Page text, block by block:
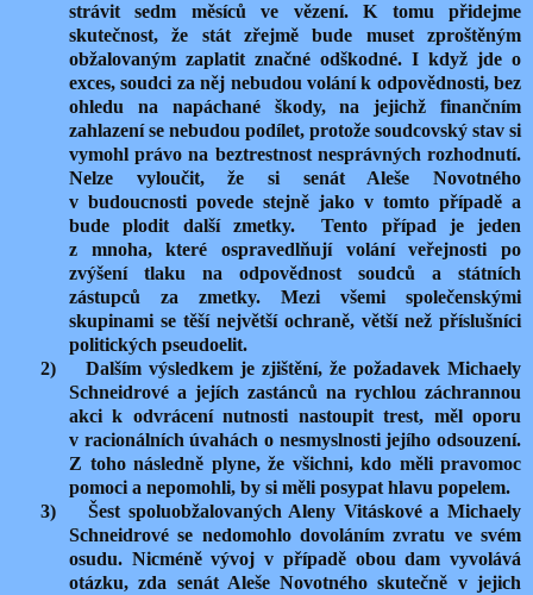
strávit sedm měsíců ve vězení. K tomu přidejme
skutečnost, že stát zřejmě bude muset zproštěným
obžalovaným zaplatit značné odškodné. I když jde o
exces, soudci za něj nebudou volání k odpovědnosti, bez
ohledu na napáchané škody, na jejichž finančním
zahlazení se nebudou podílet, protože soudcovský stav si
vymohl právo na beztrestnost nesprávných rozhodnutí.
Nelze vyloučit, že si senát Aleše Novotného
v budoucnosti povede stejně jako v tomto případě a
bude plodit další zmetky.
Tento případ je jeden
z mnoha, které ospravedlňují volání veřejnosti po
zvýšení tlaku na odpovědnost soudců a státních
zástupců za zmetky. Mezi všemi společenskými
skupinami se těší největší ochraně, větší než příslušníci
politických pseudoelit.
2)
Dalším výsledkem je zjištění, že požadavek Michaely
Schneidrové a jejích zastánců na rychlou záchrannou
akci k odvrácení nutnosti nastoupit trest, měl oporu
v racionálních úvahách o nesmyslnosti jejího odsouzení.
Z toho následně plyne, že všichni, kdo měli pravomoc
pomoci a nepomohli, by si měli posypat hlavu popelem.
3)
Šest spoluobžalovaných Aleny Vitáskové a Michaely
Schneidrové se nedomohlo dovoláním zvratu ve svém
osudu. Nicméně vývoj v případě obou dam vyvolává
otázku, zda senát Aleše Novotného skutečně v jejich